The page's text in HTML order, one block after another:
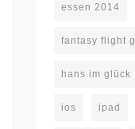
essen 2014
fantasy flight
hans im glück
ios ipad